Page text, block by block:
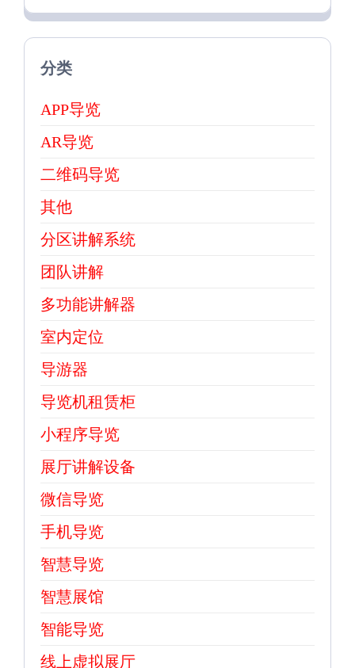
分类
APP导览
AR导览
二维码导览
其他
分区讲解系统
团队讲解
多功能讲解器
室内定位
导游器
导览机租赁柜
小程序导览
展厅讲解设备
微信导览
手机导览
智慧导览
智慧展馆
智能导览
线上虚拟展厅